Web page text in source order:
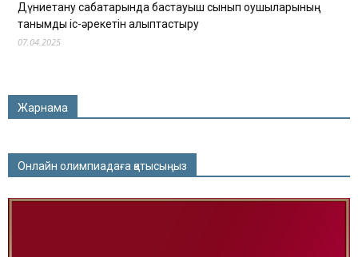
Дүниетану сабақтарында бастауыш сынып оқушыларының
танымдық іс-әрекетін қалыптастыру
07.04.2025
Жарнама
Онлайн олимпиадаға қатысыңыз